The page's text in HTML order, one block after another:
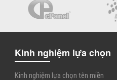
Kinh nghiệm lựa chọn
Kinh nghiệm lựa chọn tên miền